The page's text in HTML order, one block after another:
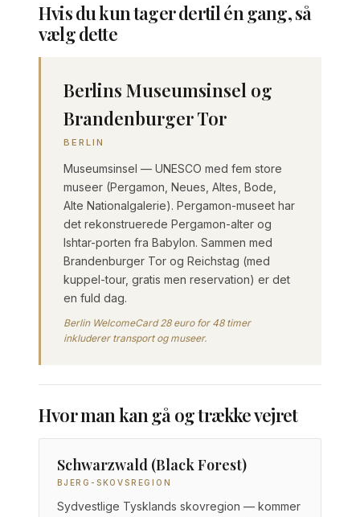
Hvis du kun tager dertil én gang, så
vælg dette
Berlins Museumsinsel og
Brandenburger Tor
BERLIN
Museumsinsel — UNESCO med fem store
museer (Pergamon, Neues, Altes, Bode,
Alte Nationalgalerie). Pergamon-museet har
det rekonstruerede Pergamon-alter og
Ishtar-porten fra Babylon. Sammen med
Brandenburger Tor og Reichstag (med
kuppel-tour, gratis men reservation) er det
en fuld dag.
Berlin WelcomeCard 28 euro for 48 timer
inkluderer transport og museer.
Hvor man kan gå og trække vejret
Schwarzwald (Black Forest)
BJERG-SKOVSREGION
Sydvestlige Tysklands skovregion — kommer